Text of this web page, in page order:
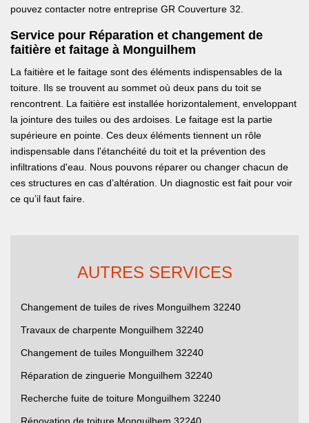
pouvez contacter notre entreprise GR Couverture 32.
Service pour Réparation et changement de
faitière et faitage à Monguilhem
La faitière et le faitage sont des éléments indispensables de la
toiture. Ils se trouvent au sommet où deux pans du toit se
rencontrent. La faitière est installée horizontalement, enveloppant
la jointure des tuiles ou des ardoises. Le faitage est la partie
supérieure en pointe. Ces deux éléments tiennent un rôle
indispensable dans l'étanchéité du toit et la prévention des
infiltrations d'eau. Nous pouvons réparer ou changer chacun de
ces structures en cas d’altération. Un diagnostic est fait pour voir
ce qu’il faut faire.
AUTRES SERVICES
Changement de tuiles de rives Monguilhem 32240
Travaux de charpente Monguilhem 32240
Changement de tuiles Monguilhem 32240
Réparation de zinguerie Monguilhem 32240
Recherche fuite de toiture Monguilhem 32240